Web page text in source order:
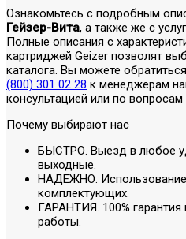
Ознакомьтесь с подробным
Гейзер-Вита, а также же с
Полные описания с
картриджей Geizer позволят
каталога. Вы можете
(800) 301 02 28 к менеджерам
консультацией или по
Почему выбирают нас
БЫСТРО. Выезд в любое
выходные.
НАДЕЖНО. Использование
комплектующих.
ГАРАНТИЯ. 100%
работы.